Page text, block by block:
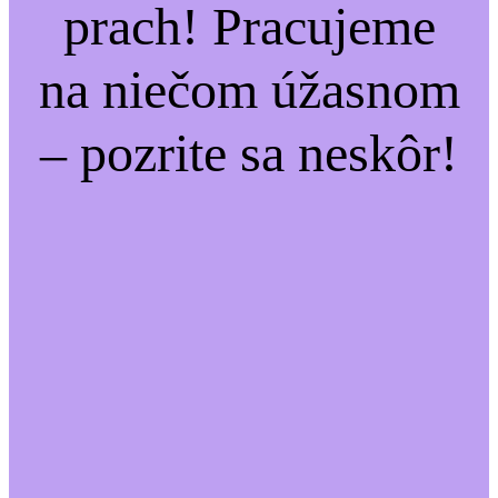
prach! Pracujeme
na niečom úžasnom
– pozrite sa neskôr!